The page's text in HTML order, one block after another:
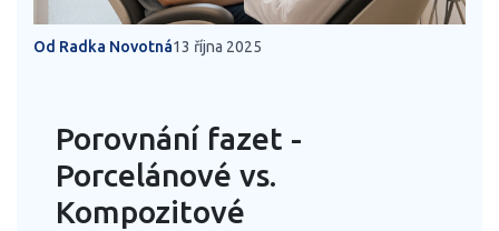
Od Radka Novotná13 října 2025
Porovnání fazet -
Porcelánové vs.
Kompozitové